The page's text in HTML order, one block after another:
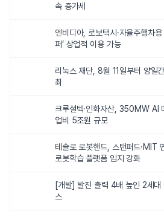
속 증가세
엔비디아, 로보택시·자율주행차
퍼’ 상업적 이용 가능
리눅스 재단, 8월 11일부터 양일
최
크루셜텍·인화자산, 350MW AI
업비 5조원 규모
테솔로 로봇핸드, 스탠퍼드·MIT
로봇학습 플랫폼 입지 강화
[개발] 발진 출력 4배 높인 2세대
스